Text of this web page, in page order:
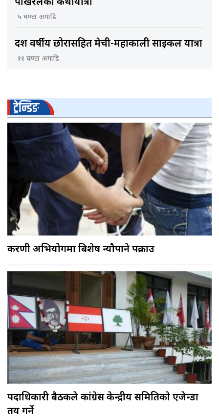
५ घण्टा अगाडि
दश वर्षीय छोरासहित मेची-महाकाली साइकल यात्रा
११ घण्टा अगाडि
ट्रेन्डिङ
करणी अभियोगमा बिशेष न्यौपाने पक्राउ
पदाधिकारी बैठकले कांग्रेस केन्द्रीय समितिकाे एजेन्डा
तय गर्ने